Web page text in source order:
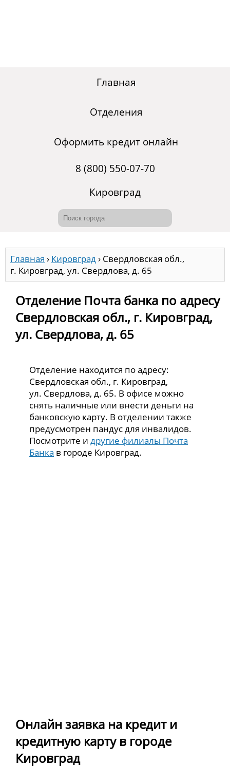
Главная
Отделения
Оформить кредит онлайн
8 (800) 550-07-70
Кировград
Главная › Кировград› Свердловская обл.,
г. Кировград, ул. Свердлова, д. 65
Отделение Почта банка по адресу
Свердловская обл., г. Кировград,
ул. Свердлова, д. 65
Отделение находится по адресу:
Свердловская обл., г. Кировград,
ул. Свердлова, д. 65. В офисе можно
снять наличные или внести деньги на
банковскую карту. В отделении также
предусмотрен пандус для инвалидов.
Посмотрите идругие филиалы Почта
Банка в городе Кировград.
Онлайн заявка на кредит и
кредитную карту в городе
Кировград